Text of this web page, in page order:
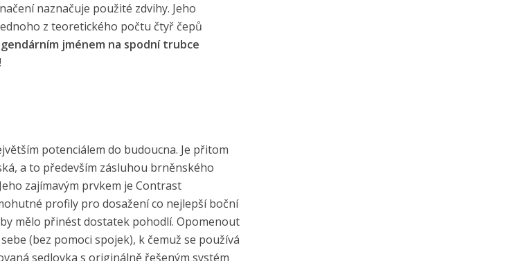
naznačuje použité zdvihy. Jeho
z teoretického počtu čtyř čepů
jménem na spodní trubce
potenciálem do budoucna. Je přitom
a to především zásluhou brněnského
zajímavým prvkem je Contrast
profily pro dosažení co nejlepší boční
mělo přinést dostatek pohodlí. Opomenout
(bez pomoci spojek), k čemuž se používá
sedlovka s originálně řešeným systém